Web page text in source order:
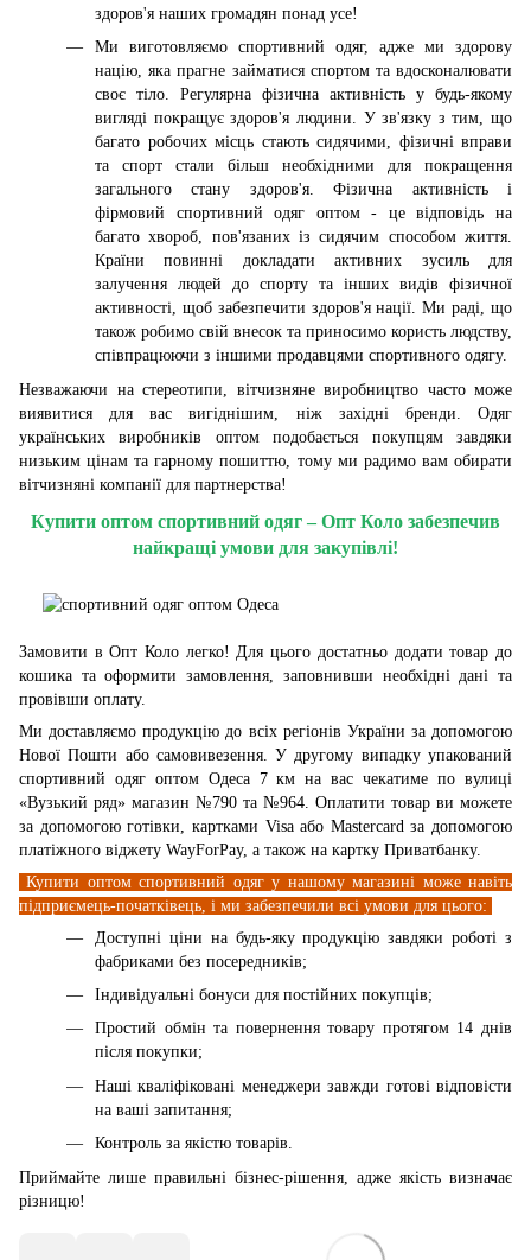
здоров'я наших громадян понад усе!
Ми виготовляємо спортивний одяг, адже ми здорову
націю, яка прагне займатися спортом та вдосконалювати
своє тіло. Регулярна фізична активність у будь-якому
вигляді покращує здоров'я людини. У зв'язку з тим, що
багато робочих місць стають сидячими, фізичні вправи
та спорт стали більш необхідними для покращення
загального стану здоров'я. Фізична активність і
фірмовий спортивний одяг оптом - це відповідь на
багато хвороб, пов'язаних із сидячим способом життя.
Країни повинні докладати активних зусиль для
залучення людей до спорту та інших видів фізичної
активності, щоб забезпечити здоров'я нації. Ми раді, що
також робимо свій внесок та приносимо користь людству,
співпрацюючи з іншими продавцями спортивного одягу.
Незважаючи на стереотипи, вітчизняне виробництво часто може
виявитися для вас вигіднішим, ніж західні бренди. Одяг
українських виробників оптом подобається покупцям завдяки
низьким цінам та гарному пошиттю, тому ми радимо вам обирати
вітчизняні компанії для партнерства!
Купити оптом спортивний одяг – Опт Коло забезпечив
найкращі умови для закупівлі!
Замовити в Опт Коло легко! Для цього достатньо додати товар до
кошика та оформити замовлення, заповнивши необхідні дані та
провівши оплату.
Ми доставляємо продукцію до всіх регіонів України за допомогою
Нової Пошти або самовивезення. У другому випадку упакований
спортивний одяг оптом Одеса 7 км на вас чекатиме по вулиці
«Вузький ряд» магазин №790 та №964. Оплатити товар ви можете
за допомогою готівки, картками Visa або Mastercard за допомогою
платіжного віджету WayForPay, а також на картку Приватбанку.
Купити оптом спортивний одяг у нашому магазині може навіть
підприємець-початківець, і ми забезпечили всі умови для цього:
Доступні ціни на будь-яку продукцію завдяки роботі з
фабриками без посередників;
Індивідуальні бонуси для постійних покупців;
Простий обмін та повернення товару протягом 14 днів
після покупки;
Наші кваліфіковані менеджери завжди готові відповісти
на ваші запитання;
Контроль за якістю товарів.
Приймайте лише правильні бізнес-рішення, адже якість визначає
різницю!